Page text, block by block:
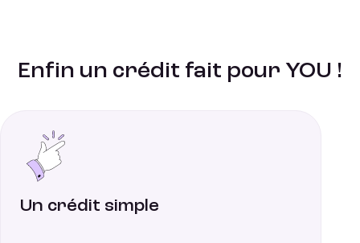
Enfin un crédit fait pour YOU !
Un crédit simple